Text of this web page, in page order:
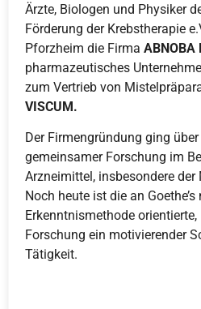
Ärzte, Biologen und Physiker
Förderung der Krebstherapie
Pforzheim die Firma ABNOBA
pharmazeutisches
zum Vertrieb von
VISCUM.
Der Firmengründung ging
gemeinsamer Forschung im
Arzneimittel, insbesondere
Noch heute ist die an
Erkenntnismethode
Forschung ein motivierender
Tätigkeit.